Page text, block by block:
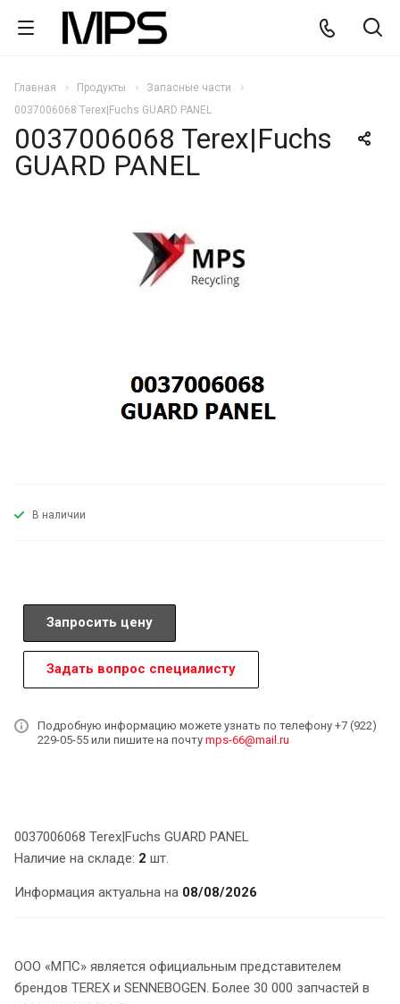
Главная Продукты
Запасные части
0037006068 Terex|Fuchs GUARD PANEL
0037006068 Terex|Fuchs
GUARD PANEL
В наличии
Запросить цену
Задать вопрос специалисту
Подробную информацию можете узнать по телефону +7 (922)
229-05-55 или пишите на почту mps-66@mail.ru
0037006068 Terex|Fuchs GUARD PANEL
Наличие на складе: 2 шт.
Информация актуальна на 08/08/2026
ООО «МПС» является официальным представителем
брендов TEREX и SENNEBOGEN. Более 30 000 запчастей в